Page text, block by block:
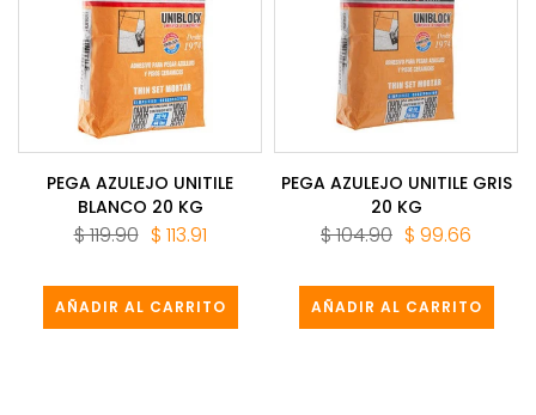
PEGA AZULEJO UNITILE
BLANCO 20 KG
$ 119.90 $ 113.91
AÑADIR AL CARRITO
PEGA AZULEJO UNITILE GRIS
20 KG
$ 104.90 $ 99.66
AÑADIR AL CARRITO